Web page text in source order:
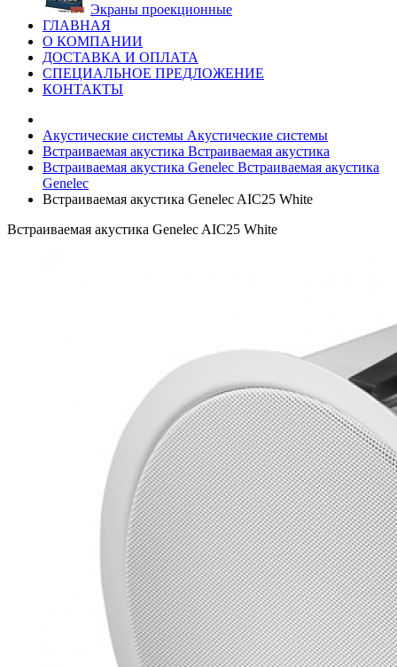
Экраны проекционные
ГЛАВНАЯ
О КОМПАНИИ
ДОСТАВКА И ОПЛАТА
СПЕЦИАЛЬНОЕ ПРЕДЛОЖЕНИЕ
КОНТАКТЫ
Акустические системы Акустические системы
Встраиваемая акустика Встраиваемая акустика
Встраиваемая акустика Genelec Встраиваемая акустика
Genelec
Встраиваемая акустика Genelec AIC25 White
Встраиваемая акустика Genelec AIC25 White